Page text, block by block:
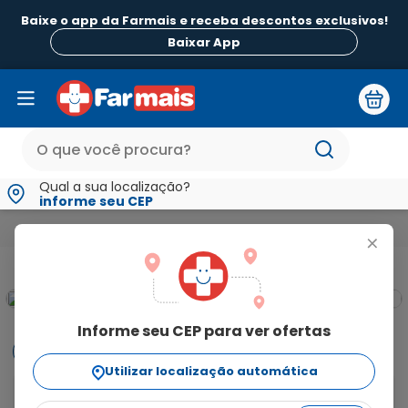
Baixe o app da Farmais e receba descontos exclusivos!
Baixar App
Qual a sua localização?
informe seu CEP
+
Informe seu CEP para ver ofertas
Utilizar localização automática
Monitores Aparelhos para Saúde e
Informações
Confeccionada em resina vinílica, com pulverização